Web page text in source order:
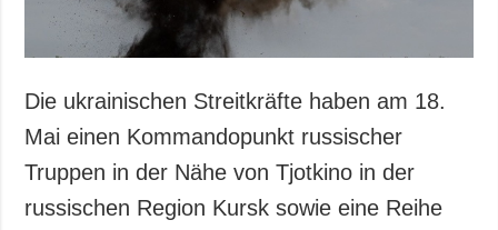
Die ukrainischen Streitkräfte haben am 18.
Mai einen Kommandopunkt russischer
Truppen in der Nähe von Tjotkino in der
russischen Region Kursk sowie eine Reihe